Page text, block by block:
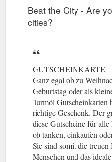
Beat the City - Are
cities?
GUTSCHEINKARTE
Ganz egal ob zu
Geburtstag oder als
Turmöl Gutscheinkarten
richtige Geschenk. Der
diese Gutscheine für
ob tanken, einkaufen
Sie sind somit die
Menschen und das